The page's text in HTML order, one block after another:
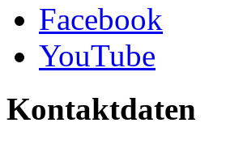
Facebook
YouTube
Kontaktdaten